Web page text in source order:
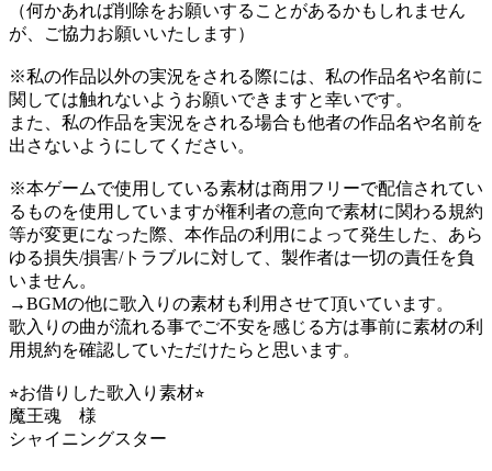
（何かあれば削除をお願いすることがあるかもしれません
が、ご協力お願いいたします）
※私の作品以外の実況をされる際には、私の作品名や名前に
関しては触れないようお願いできますと幸いです。
また、私の作品を実況をされる場合も他者の作品名や名前を
出さないようにしてください。
※本ゲームで使用している素材は商用フリーで配信されてい
るものを使用していますが権利者の意向で素材に関わる規約
等が変更になった際、本作品の利用によって発生した、あら
ゆる損失/損害/トラブルに対して、製作者は一切の責任を負
いません。
→BGMの他に歌入りの素材も利用させて頂いています。
歌入りの曲が流れる事でご不安を感じる方は事前に素材の利
用規約を確認していただけたらと思います。
⭐︎お借りした歌入り素材⭐︎
魔王魂 様
シャイニングスター